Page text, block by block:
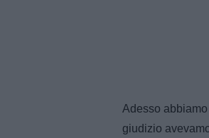
Adesso
giudizio